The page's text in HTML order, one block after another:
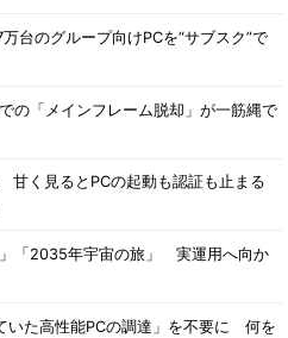
台のグループ向けPCを“サブスク”で
の「メインフレーム脱却」が一筋縄で
く見るとPCの起動も認証も止まる
」「2035年宇宙の旅」 実運用へ向か
いた高性能PCの調達」を不要に 何を